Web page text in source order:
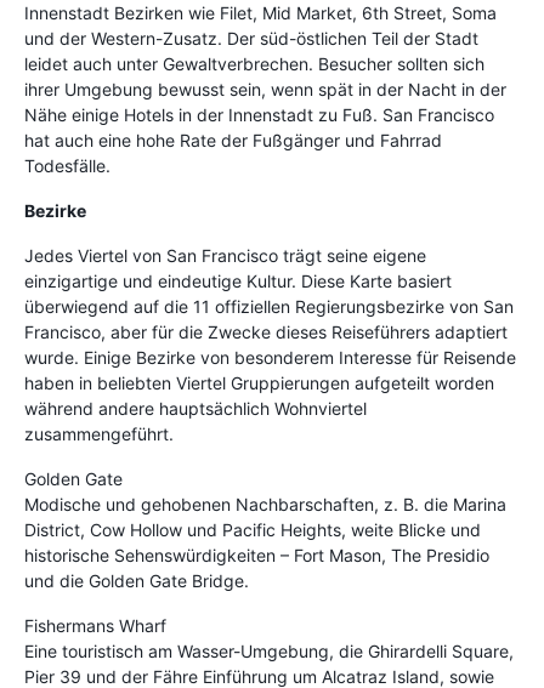
Innenstadt Bezirken wie Filet, Mid Market, 6th Street, Soma
und der Western-Zusatz. Der süd-östlichen Teil der Stadt
leidet auch unter Gewaltverbrechen. Besucher sollten sich
ihrer Umgebung bewusst sein, wenn spät in der Nacht in der
Nähe einige Hotels in der Innenstadt zu Fuß. San Francisco
hat auch eine hohe Rate der Fußgänger und Fahrrad
Todesfälle.
Bezirke
Jedes Viertel von San Francisco trägt seine eigene
einzigartige und eindeutige Kultur. Diese Karte basiert
überwiegend auf die 11 offiziellen Regierungsbezirke von San
Francisco, aber für die Zwecke dieses Reiseführers adaptiert
wurde. Einige Bezirke von besonderem Interesse für Reisende
haben in beliebten Viertel Gruppierungen aufgeteilt worden
während andere hauptsächlich Wohnviertel
zusammengeführt.
Golden Gate
Modische und gehobenen Nachbarschaften, z. B. die Marina
District, Cow Hollow und Pacific Heights, weite Blicke und
historische Sehenswürdigkeiten – Fort Mason, The Presidio
und die Golden Gate Bridge.
Fishermans Wharf
Eine touristisch am Wasser-Umgebung, die Ghirardelli Square,
Pier 39 und der Fähre Einführung um Alcatraz Island, sowie